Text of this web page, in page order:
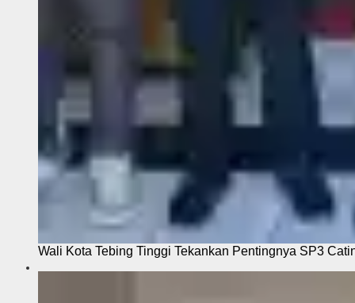
Wali Kota Tebing Tinggi Tekankan Pentingnya SP3